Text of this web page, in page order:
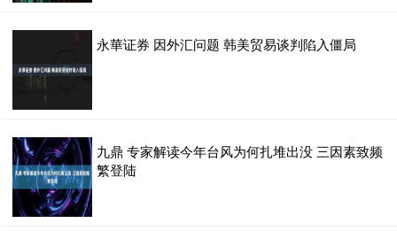
永華证券 因外汇问题 韩美贸易谈判陷入僵局
九鼎 专家解读今年台风为何扎堆出没 三因素致频
繁登陆